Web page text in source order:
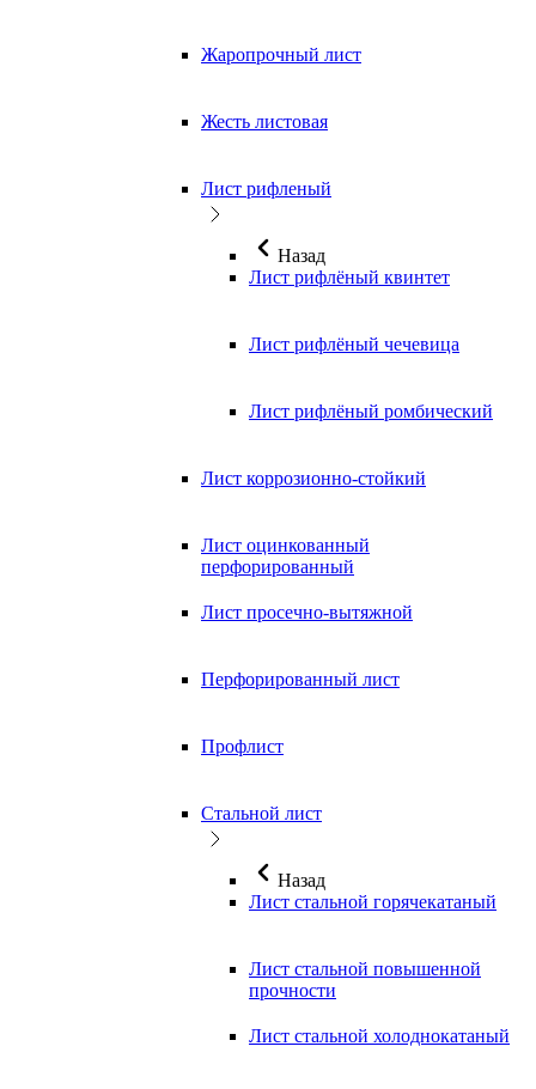
Жаропрочный лист
Жесть листовая
Лист рифленый
Назад
Лист рифлёный квинтет
Лист рифлёный чечевица
Лист рифлёный ромбический
Лист коррозионно-стойкий
Лист оцинкованный
перфорированный
Лист просечно-вытяжной
Перфорированный лист
Профлист
Стальной лист
Назад
Лист стальной горячекатаный
Лист стальной повышенной
прочности
Лист стальной холоднокатаный